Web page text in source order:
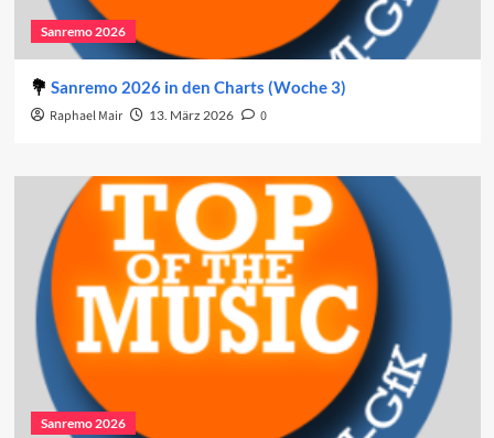
Sanremo 2026
Sanremo 2026 in den Charts (Woche 3)
Raphael Mair 13. März 2026 0
Sanremo 2026